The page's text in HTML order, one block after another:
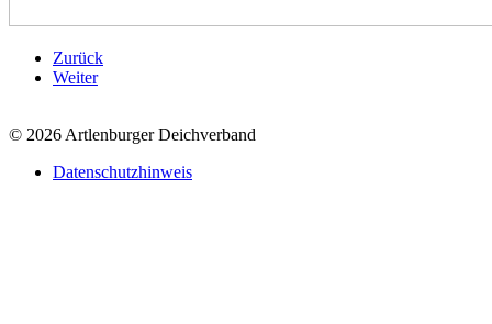
Zurück
Weiter
© 2026 Artlenburger Deichverband
Datenschutzhinweis